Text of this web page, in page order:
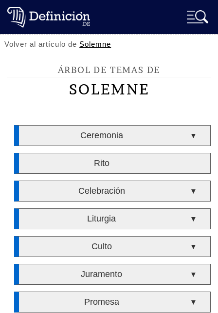
Volver al artículo de Solemne
ÁRBOL DE TEMAS DE
SOLEMNE
Ceremonia ▼
Rito
Celebración ▼
Liturgia ▼
Culto ▼
Juramento ▼
Promesa ▼